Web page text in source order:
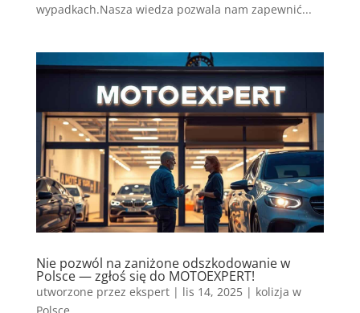
wypadkach.Nasza wiedza pozwala nam zapewnić...
Nie pozwól na zaniżone odszkodowanie w
Polsce — zgłoś się do MOTOEXPERT!
utworzone przez ekspert| lis 14, 2025| kolizja w
Polsce